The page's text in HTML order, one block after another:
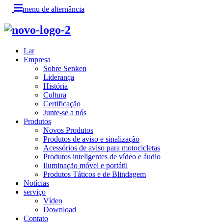
menu de alternância
Lar
Empresa
Sobre Senken
Liderança
História
Cultura
Certificação
Junte-se a nós
Produtos
Novos Produtos
Produtos de aviso e sinalização
Acessórios de aviso para motocicletas
Produtos inteligentes de vídeo e áudio
Iluminação móvel e portátil
Produtos Táticos e de Blindagem
Notícias
serviço
Vídeo
Download
Contato